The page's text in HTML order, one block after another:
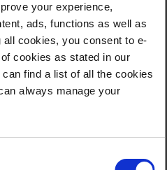
your experience,
ads, functions as well as
cookies, you consent to e-
cookies as stated in our
can find a list of all the cookies
always manage your
forsyningsselskaberne
driften baseret på de
spare ressourcer:
med vigtig viden
gør, at selskaberne kan
præcist og dermed både
skal selvfølgelig også